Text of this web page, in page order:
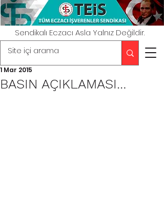
Sendikalı Eczacı Asla Yalnız Değildir.
BASIN AÇIKLAMASI…
1 Mar 2015